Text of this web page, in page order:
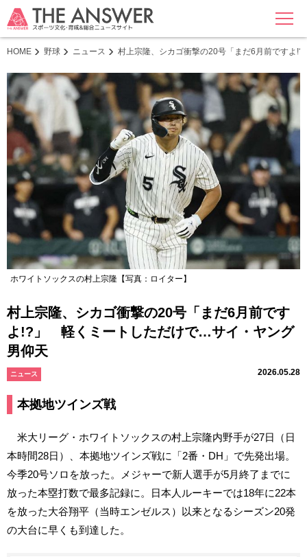
MENU
HOME 野球 ニュース 村上宗隆、シカゴ衝撃の20号「まだ6月前ですよ
ホワイトソックスの村上宗隆【写真：ロイター】
村上宗隆、シカゴ衝撃の20号「まだ6月前です
よ!?」 軽くミートしただけで…サイ・ヤング
男仰天
ニュース 2026.05.28
本拠地ツインズ戦
米大リーグ・ホワイトソックスの村上宗隆内野手が27日（日
本時間28日）、本拠地ツインズ戦に「2番・DH」で先発出場。
今季20号ソロを放った。メジャーで新人選手が5月終了までに
放った本塁打数で最多記録に。日本人ルーキーでは18年に22本
を放った大谷翔平（当時エンゼルス）以来となるシーズン20発
の大台に早くも到達した。